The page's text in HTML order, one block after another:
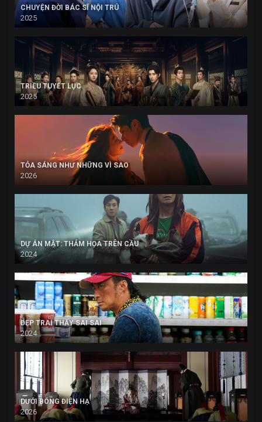
CHUYỆN ĐỜI BÁC SĨ NỘI TRÚ
2025
TRIỀU TUYẾT LỤC
2025
TỎA SÁNG NHƯ NHỮNG VÌ SAO
2026
DỰ ÁN MẬT: THẢM HỌA TRÊN CẦU
2024
ĐẸP TRAI THẤY SAI SAI
2024
DƯỚI BÓNG ĐIỆN HẠ
2026